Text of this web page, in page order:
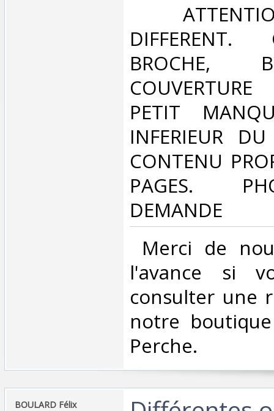
BROCHE,
PETIT
INFERIEUR
CONTENU
PAGES.
DEMANDE ‎
Merci de
l'avance si
consulter une
notre
Perche.‎
‎BOULARD Félix‎